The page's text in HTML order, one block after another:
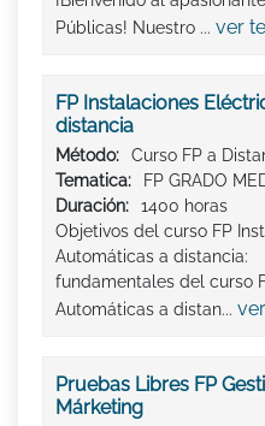
Públicas! Nuestro ... ver
FP Instalaciones
distancia
Método:
Curso FP a
Tematica:
FP GRADO
Duración:
1400 horas
Objetivos del curso FP
Automáticas a
fundamentales del curso
Automáticas a distan...
Pruebas Libres FP
Márketing